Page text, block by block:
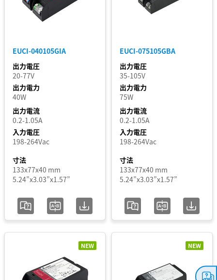
証
セ
グ
メ
ン
ト
ス
テ
ー
タ
ス
を削除
EUCI-040105GIA
出力電圧
20-77V
出力電力
40W
出力電流
0.2-1.05A
入力電圧
198-264Vac
寸法
133x77x40 mm
5.24”x3.03”x1.57”
EUCI-075105GBA
出力電圧
35-105V
出力電力
75W
出力電流
0.2-1.05A
入力電圧
198-264Vac
寸法
133x77x40 mm
5.24”x3.03”x1.57”
NEW NEW